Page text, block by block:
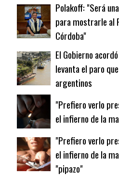
Polakoff: "Será
para mostrarle al
Córdoba"
El Gobierno
levanta el paro
argentinos
"Prefiero verlo
el infierno de la
"Prefiero verlo
el infierno de la
"pipazo"